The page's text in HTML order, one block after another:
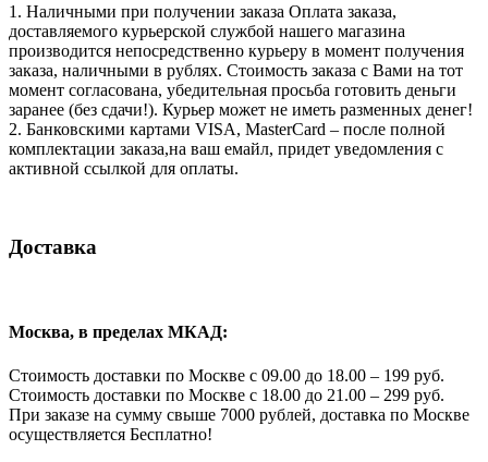
1. Наличными при получении заказа Оплата заказа,
доставляемого курьерской службой нашего магазина
производится непосредственно курьеру в момент получения
заказа, наличными в рублях. Стоимость заказа с Вами на тот
момент согласована, убедительная просьба готовить деньги
заранее (без сдачи!). Курьер может не иметь разменных денег!
2. Банковскими картами VISA, MasterCard – после полной
комплектации заказа,на ваш емайл, придет уведомления с
активной ссылкой для оплаты.
Доставка
Москва, в пределах МКАД:
Стоимость доставки по Москве с 09.00 до 18.00 – 199 руб.
Стоимость доставки по Москве с 18.00 до 21.00 – 299 руб.
При заказе на сумму свыше 7000 рублей, доставка по Москве
осуществляется Бесплатно!